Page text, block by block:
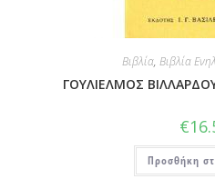
Βιβλία, Βιβλία
ΓΟΥΛΙΕΛΜΟΣ
€
Προσθήκη